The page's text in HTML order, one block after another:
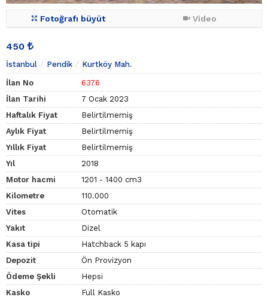
Fotoğrafı büyüt Video
450
İstanbul Pendik Kurtköy Mah.
İlan No
6376
İlan Tarihi
7 Ocak 2023
Haftalık Fiyat
Belirtilmemiş
Aylık Fiyat
Belirtilmemiş
Yıllık Fiyat
Belirtilmemiş
Yıl
2018
Motor hacmi
1201 - 1400 cm3
Kilometre
110.000
Vites
Otomatik
Yakıt
Dizel
Kasa tipi
Hatchback 5 kapı
Depozit
Ön Provizyon
Ödeme Şekli
Hepsi
Kasko
Full Kasko